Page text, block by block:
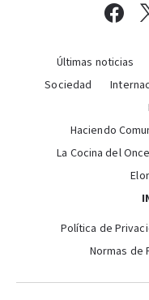
Últimas noticias
Sociedad
Haciendo
La Cocina del Once
Política de
Normas de